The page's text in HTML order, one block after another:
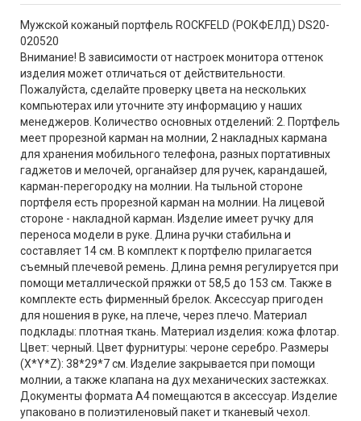
Мужской кожаный портфель ROCKFELD (РОКФЕЛД) DS20-
020520
Внимание! В зависимости от настроек монитора оттенок
изделия может отличаться от действительности.
Пожалуйста, сделайте проверку цвета на нескольких
компьютерах или уточните эту информацию у наших
менеджеров. Количество основных отделений: 2. Портфель
меет прорезной карман на молнии, 2 накладных кармана
для хранения мобильного телефона, разных портативных
гаджетов и мелочей, органайзер для ручек, карандашей,
карман-перегородку на молнии. На тыльной стороне
портфеля есть прорезной карман на молнии. На лицевой
стороне - накладной карман. Изделие имеет ручку для
переноса модели в руке. Длина ручки стабильна и
составляет 14 см. В комплект к портфелю прилагается
съемный плечевой ремень. Длина ремня регулируется при
помощи металлической пряжки от 58,5 до 153 см. Также в
комплекте есть фирменный брелок. Аксессуар пригоден
для ношения в руке, на плече, через плечо. Материал
подклады: плотная ткань. Материал изделия: кожа флотар.
Цвет: черный. Цвет фурнитуры: чероне серебро. Размеры
(X*Y*Z): 38*29*7 см. Изделие закрывается при помощи
молнии, а также клапана на дух механических застежках.
Документы формата А4 помещаются в аксессуар. Изделие
упаковано в полиэтиленовый пакет и тканевый чехол.